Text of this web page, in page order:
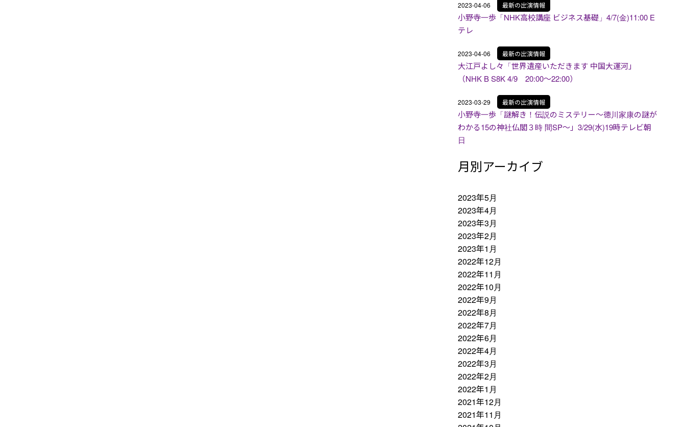
2023-04-06 最新の出演情報
小野寺一歩「NHK高校講座 ビジネス基礎」4/7(金)11:00 E
テレ
2023-04-06 最新の出演情報
大江戸よし々「世界遺産いただきます 中国大運河」
（NHK B S8K 4/9 20:00～22:00）
2023-03-29 最新の出演情報
小野寺一歩「謎解き！伝説のミステリー～徳川家康の謎が
わかる15の神社仏閣３時 間SP～」3/29(水)19時テレビ朝
日
月別アーカイブ
2023年5月
2023年4月
2023年3月
2023年2月
2023年1月
2022年12月
2022年11月
2022年10月
2022年9月
2022年8月
2022年7月
2022年6月
2022年4月
2022年3月
2022年2月
2022年1月
2021年12月
2021年11月